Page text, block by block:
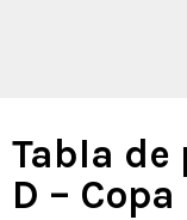
Tabla de
D –